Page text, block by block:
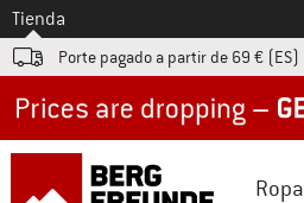
A la
Tienda
Porte pagado a partir de 69 € (ES)
Ropa